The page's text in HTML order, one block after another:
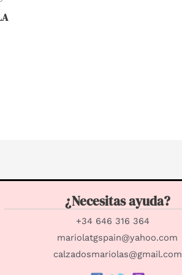
¿Necesitas ayuda?
+34 646 316 364
mariolatgspain@yahoo.com
calzadosmariolas@gmail.com